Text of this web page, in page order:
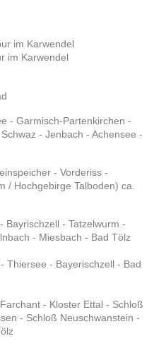
im Karwendel
- Garmisch-Partenkirchen -
- Jenbach - Achensee -
- Vorderiss -
/ Hochgebirge Talboden) ca.
Bayrischzell - Tatzelwurm -
- Miesbach - Bad Tölz
Thiersee - Bayerischzell - Bad
- Kloster Ettal - Schloß
- Schloß Neuschwanstein -